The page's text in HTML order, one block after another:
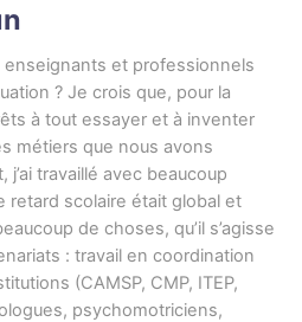
et professionnels
? Je crois que, pour la
à tout essayer et à inventer
métiers que nous avons
travaillé avec beaucoup
retard scolaire était global et
de choses, qu’il s’agisse
: travail en coordination
(CAMSP, CMP, ITEP,
psychomotriciens,